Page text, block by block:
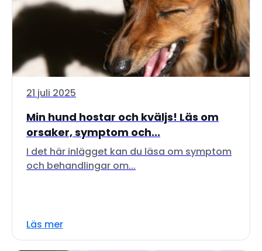
21 juli 2025
Min hund hostar och kväljs! Läs om
orsaker, symptom och...
I det här inlägget kan du läsa om symptom
och behandlingar om...
Läs mer